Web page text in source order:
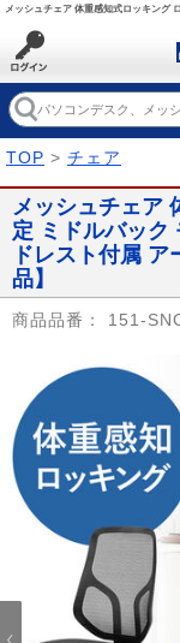
TOP > チェア
メッシュチェア
定 ミドルバック
ドレスト付属
品】
商品品番： 151-